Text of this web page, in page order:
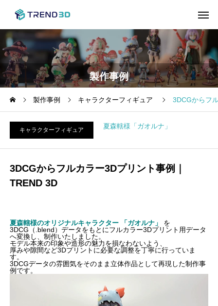
製作事例
製作事例 キャラクターフィギュア 3DCGからフ
キャラクターフィギュア 夏森轄様「ガオルナ」
3DCGからフルカラー3Dプリント事例｜
TREND 3D
夏森轄様のオリジナルキャラクター 「ガオルナ」
を
3DCG（.blend）データをもとにフルカラー3Dプリント用データ
へ変換し、制作いたしました。
モデル本来の印象や造形の魅力を損なわないよう、
厚みや隙間など3Dプリントに必要な調整を丁寧に行っていま
す。
3DCGデータの雰囲気をそのまま立体作品として再現した制作事
例です。